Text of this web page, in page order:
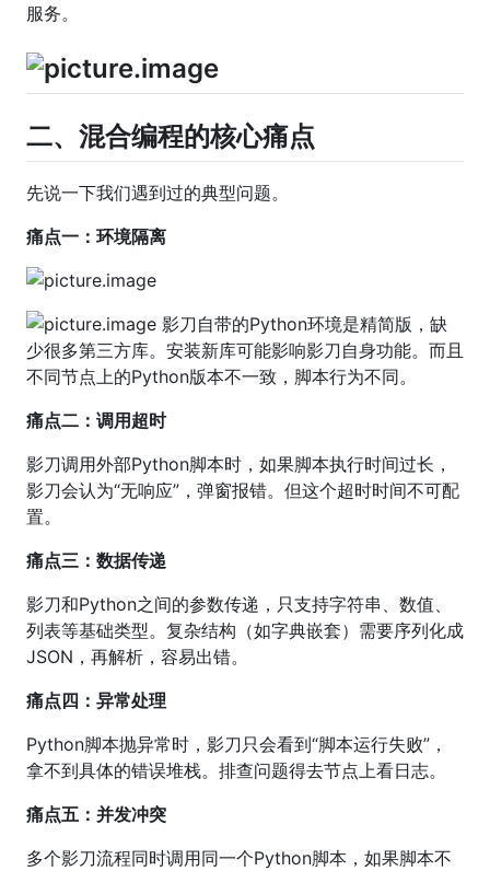
服务。
二、混合编程的核心痛点
先说一下我们遇到过的典型问题。
痛点一：环境隔离
影刀自带的Python环境是精简版，缺
少很多第三方库。安装新库可能影响影刀自身功能。而且
不同节点上的Python版本不一致，脚本行为不同。
痛点二：调用超时
影刀调用外部Python脚本时，如果脚本执行时间过长，
影刀会认为“无响应”，弹窗报错。但这个超时时间不可配
置。
痛点三：数据传递
影刀和Python之间的参数传递，只支持字符串、数值、
列表等基础类型。复杂结构（如字典嵌套）需要序列化成
JSON，再解析，容易出错。
痛点四：异常处理
Python脚本抛异常时，影刀只会看到“脚本运行失败”，
拿不到具体的错误堆栈。排查问题得去节点上看日志。
痛点五：并发冲突
多个影刀流程同时调用同一个Python脚本，如果脚本不